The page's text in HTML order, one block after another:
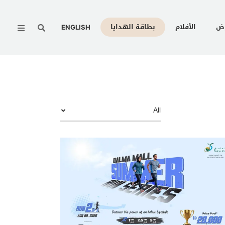
الأفلام بطاقة الهدايا ENGLISH
Menu